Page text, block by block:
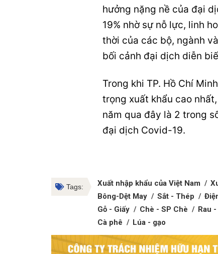
hưởng nặng nề của đại
19% nhờ sự nỗ lực, linh
thời của các bộ, ngành
bối cảnh đại dịch diễn
Trong khi TP. Hồ Chí Minh
trọng xuất khẩu cao
năm qua đây là 2 trong
đại dịch Covid-19.
Tags: Xuất nhập khẩu của Việt Nam
Bông-Dệt May
Sắt - Thép
Gỗ - Giấy
Chè - SP Chè Rau
Cà phê
Lúa - gạo